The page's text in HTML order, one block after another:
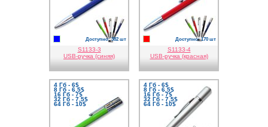
S1133-3
USB-ручка (синяя)
синий Доступно: 382 шт
S1133-4
USB-ручка (красная)
красныйДоступно: 170 шт
4 Гб - 6$
8 Гб - 6,5$
16 Гб - 7$
32 Гб - 7,5$
64 Гб - 10$
4 Гб - 6$
8 Гб - 6,5$
16 Гб - 7$
32 Гб - 7,5$
64 Гб - 10$